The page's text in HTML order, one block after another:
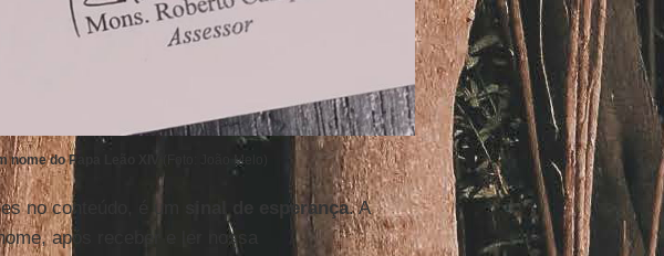
do Papa Leão XIV (Foto: João Melo)
no conteúdo, é um sinal de esperança. A
após receber e ler nossa